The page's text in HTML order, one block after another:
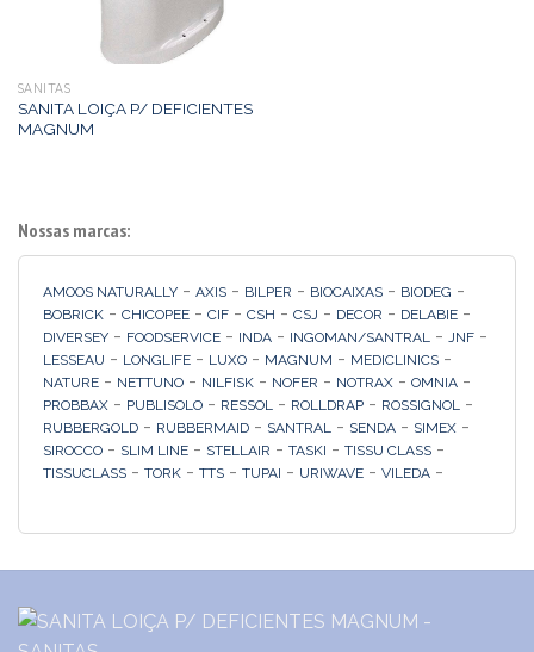
SANITAS
SANITA LOIÇA P/ DEFICIENTES
MAGNUM
Nossas marcas:
AMOOS NATURALLY - AXIS - BILPER - BIOCAIXAS - BIODEG -
BOBRICK - CHICOPEE - CIF - CSH - CSJ - DECOR - DELABIE -
DIVERSEY - FOODSERVICE - INDA - INGOMAN/SANTRAL - JNF -
LESSEAU - LONGLIFE - LUXO - MAGNUM - MEDICLINICS -
NATURE - NETTUNO - NILFISK - NOFER - NOTRAX - OMNIA -
PROBBAX - PUBLISOLO - RESSOL - ROLLDRAP - ROSSIGNOL -
RUBBERGOLD - RUBBERMAID - SANTRAL - SENDA - SIMEX -
SIROCCO - SLIM LINE - STELLAIR - TASKI - TISSU CLASS -
TISSUCLASS - TORK - TTS - TUPAI - URIWAVE - VILEDA -